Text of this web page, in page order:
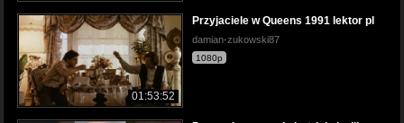
01:53:52
Przyjaciele w Queens 1991 lektor pl
damian-zukowski87
1080p